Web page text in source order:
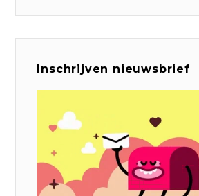
Inschrijven nieuwsbrief